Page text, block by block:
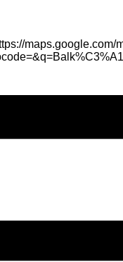
maps.google.com/